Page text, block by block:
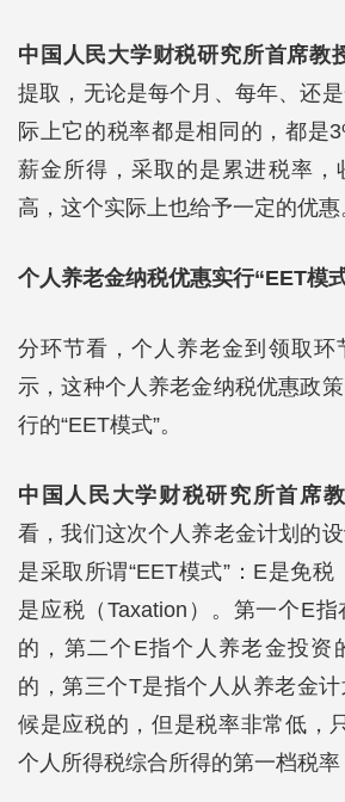
中国人民大学财税研究所首席教
提取，无论是每个月、每年、还
际上它的税率都是相同的，都是
薪金所得，采取的是累进税率，
高，这个实际上也给予一定的优惠
个人养老金纳税优惠实行“EET模
分环节看，个人养老金到领取环
示，这种个人养老金纳税优惠政
行的“EET模式”。
中国人民大学财税研究所首席
看，我们这次个人养老金计划的
是采取所谓“EET模式”：E是免
是应税（Taxation）。第一个E
的，第二个E指个人养老金投资
的，第三个T是指个人从养老金
候是应税的，但是税率非常低，
个人所得税综合所得的第一档税率